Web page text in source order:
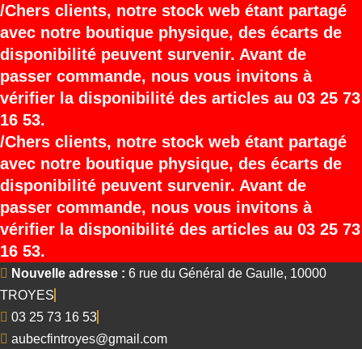
Chers clients, notre stock web étant partagé
avec notre boutique physique, des écarts de
disponibilité peuvent survenir. Avant de
passer commande, nous vous invitons à
vérifier la disponibilité des articles au 03 25 73
16 53.
Chers clients, notre stock web étant partagé
avec notre boutique physique, des écarts de
disponibilité peuvent survenir. Avant de
passer commande, nous vous invitons à
vérifier la disponibilité des articles au 03 25 73
16 53.
Nouvelle adresse : 6 rue du Général de Gaulle, 10000
TROYES
03 25 73 16 53
aubecfintroyes@gmail.com